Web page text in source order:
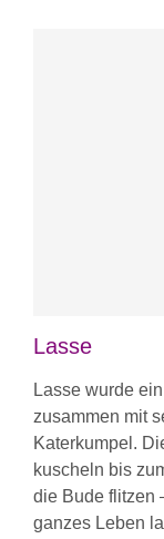
Lasse
Lasse wurde
zusammen mit
Katerkumpel.
kuscheln bis
die Bude flitzen
ganzes Leben